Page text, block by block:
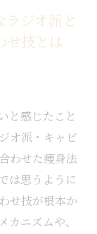
ラジオ派と
せ技とは
と感じたこと
オ派・キャビ
わせた痩身法
は思うように
せ技が根本か
ニズムや、